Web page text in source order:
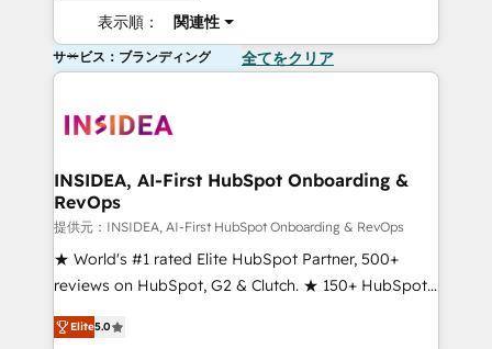
表示順： 関連性
サービス：ブランディング 全てをクリア
INSIDEA, AI-First HubSpot Onboarding &
RevOps
提供元：INSIDEA, AI-First HubSpot Onboarding & RevOps
★ World's #1 rated Elite HubSpot Partner, 500+
reviews on HubSpot, G2 & Clutch. ★ 150+ HubSpot
Certified Experts & Trainers across the team ★
1,500+ implementations across five continents ★ AI-
Elite5.0